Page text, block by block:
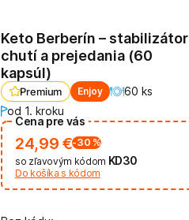
Keto Berberín – stabilizátor
chutí a prejedania (60
kapsúl)
Premium Enjoy
60 ks
od 1. kroku
Cena pre vás
24,99 €-30 %
so zľavovým kódom KD30
Do košíka s kódom